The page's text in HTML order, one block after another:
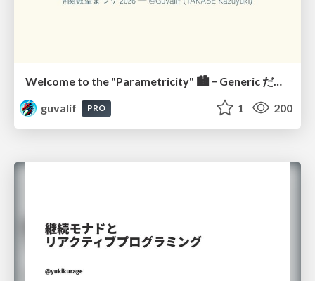
Welcome to the "Parametricity" 🏙️ − Generic だけど Specific な世界 −
guvalif
PRO 1 200